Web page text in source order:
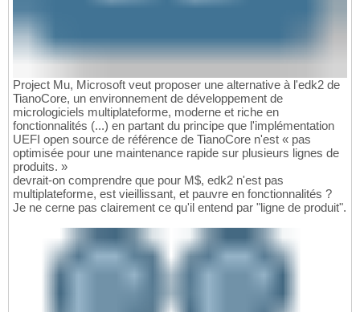
Project Mu, Microsoft veut proposer une alternative à l'edk2 de
TianoCore, un environnement de développement de
micrologiciels multiplateforme, moderne et riche en
fonctionnalités (...) en partant du principe que l'implémentation
UEFI open source de référence de TianoCore n'est « pas
optimisée pour une maintenance rapide sur plusieurs lignes de
produits. »
devrait-on comprendre que pour M$, edk2 n'est pas
multiplateforme, est vieillissant, et pauvre en fonctionnalités ?
Je ne cerne pas clairement ce qu'il entend par "ligne de produit".